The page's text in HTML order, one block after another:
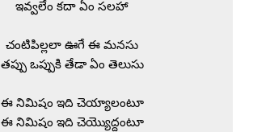
ఇవ్వలేం కదా ఏం సలహా
చంటిపిల్లలా ఊగే ఈ మనసు
తప్పు ఒప్పుకి తేడా ఏం తెలుసు
ఈ నిమిషం ఇది చెయ్యాలంటూ
ఈ నిమిషం ఇది చెయ్యొద్దంటూ